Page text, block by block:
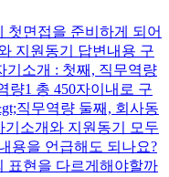
첫면접을 준비하게 되어
지원동기 답변내용 구
기소개 : 첫째, 직무역량
량1 총 450자이내로 구
직무역량 둘째, 회사동
소개와 지원동기 모두
용을 언급해도 되나요?
표현을 다르게해야할까